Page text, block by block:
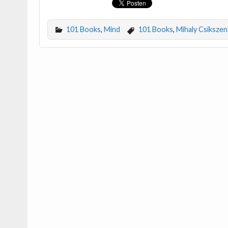
101 Books,Mind 101 Books, Mihaly